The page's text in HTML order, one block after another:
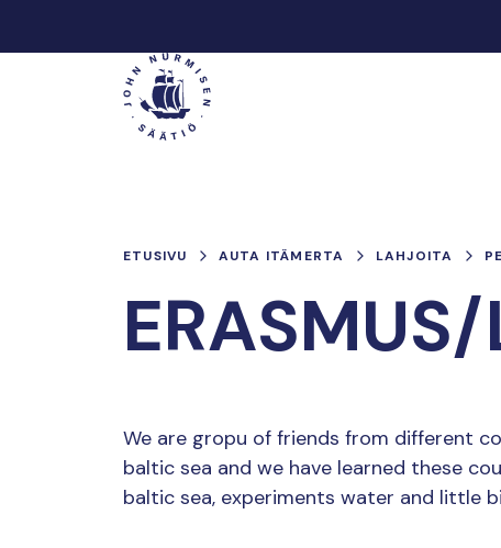
Päävalikko
ETUSIVU AUTA ITÄMERTA LAHJOITA
We are gropu of friends from different
baltic sea and we have learned these
baltic sea, experiments water and little